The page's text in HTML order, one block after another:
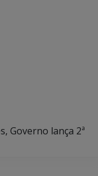
Governo lança 2ª